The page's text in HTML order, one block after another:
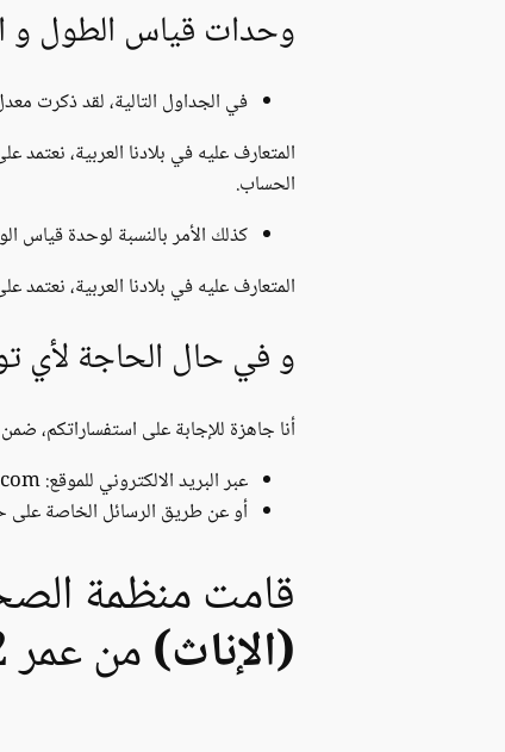
وحدات قياس الطول و
في الجداول التالية، لقد ذكرت
المتعارف عليه في بلادنا العربية،
الحساب.
كذلك الأمر بالنسبة لوحدة قياس
المتعارف عليه في بلادنا العربية،
و في حال الحاجة لأي
أنا جاهزة للإجابة على استفساراتكم،
عبر البريد الالكتروني للموقع: capsuleh.com@gmail.com
أو عن طريق الرسائل الخاصة
قامت منظمة
(الإناث)من عمر 2 – 19 سنة. و الذي يتمثل بما يلي: